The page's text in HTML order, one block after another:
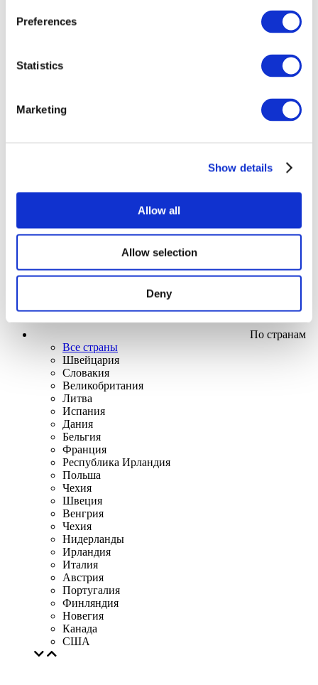
Preferences
Statistics
Marketing
Show details
Allow all
Allow selection
Deny
Все
мероприятия
По странам
Все страны
Швейцария
Словакия
Великобритания
Литва
Испания
Дания
Бельгия
Франция
Республика Ирландия
Польша
Чехия
Швеция
Венгрия
Чехия
Нидерланды
Ирландия
Италия
Австрия
Португалия
Финляндия
Новегия
Канада
США